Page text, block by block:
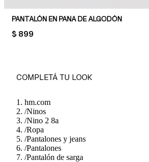
PANTALÓN EN PANA DE ALGODÓN
PRICE:
$ 899
COMPLETÁ TU LOOK
hm.com
/Ninos
/Nino 2 8a
/Ropa
/Pantalones y jeans
/Pantalones
/Pantalón de sarga